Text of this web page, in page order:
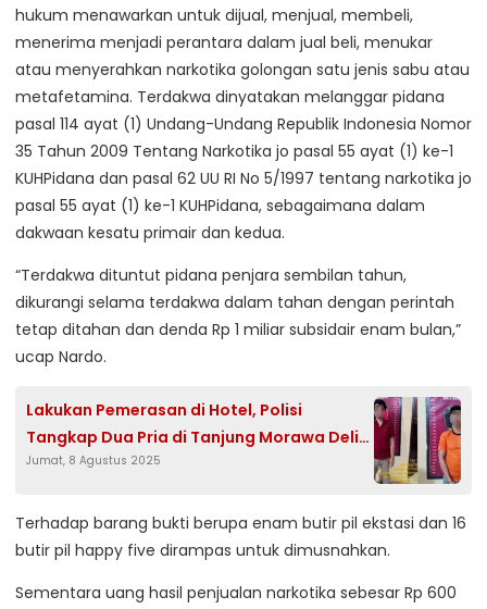
hukum menawarkan untuk dijual, menjual, membeli,
menerima menjadi perantara dalam jual beli, menukar
atau menyerahkan narkotika golongan satu jenis sabu atau
metafetamina. Terdakwa dinyatakan melanggar pidana
pasal 114 ayat (1) Undang-Undang Republik Indonesia Nomor
35 Tahun 2009 Tentang Narkotika jo pasal 55 ayat (1) ke-1
KUHPidana dan pasal 62 UU RI No 5/1997 tentang narkotika jo
pasal 55 ayat (1) ke-1 KUHPidana, sebagaimana dalam
dakwaan kesatu primair dan kedua.
“Terdakwa dituntut pidana penjara sembilan tahun,
dikurangi selama terdakwa dalam tahan dengan perintah
tetap ditahan dan denda Rp 1 miliar subsidair enam bulan,”
ucap Nardo.
Lakukan Pemerasan di Hotel, Polisi
Tangkap Dua Pria di Tanjung Morawa Deli
Serdang
Jumat, 8 Agustus 2025
Terhadap barang bukti berupa enam butir pil ekstasi dan 16
butir pil happy five dirampas untuk dimusnahkan.
Sementara uang hasil penjualan narkotika sebesar Rp 600